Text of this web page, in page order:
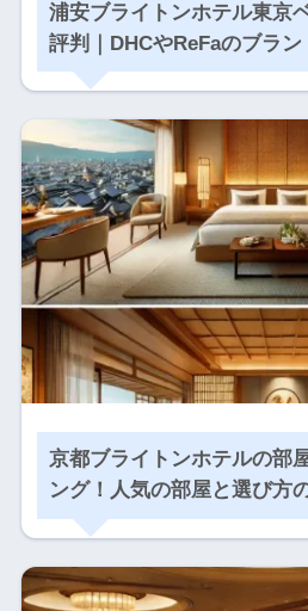
浦安ブライトンホテル東京
評判｜DHCやReFaのブラン
京都ブライトンホテルの部
ング！人気の部屋と選び方